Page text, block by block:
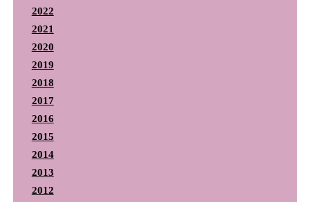
2022
2021
2020
2019
2018
2017
2016
2015
2014
2013
2012